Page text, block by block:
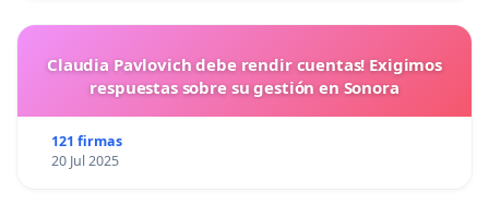
Claudia Pavlovich debe rendir cuentas! Exigimos
respuestas sobre su gestión en Sonora
121 firmas
20 Jul 2025